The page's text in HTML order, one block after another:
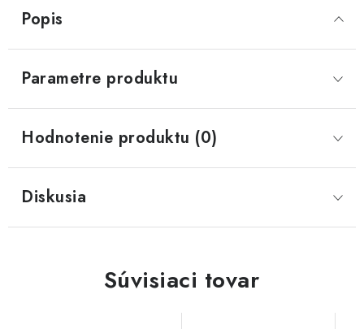
Popis
Parametre produktu
Hodnotenie produktu (0)
Diskusia
Súvisiaci tovar